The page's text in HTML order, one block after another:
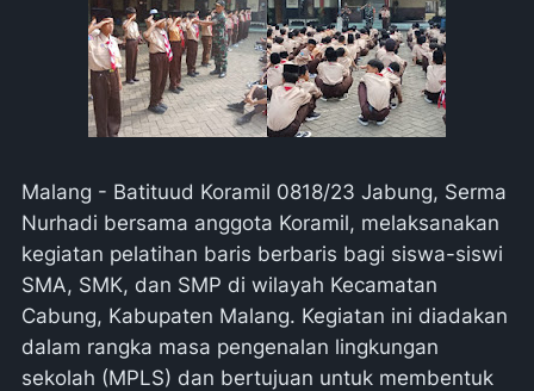
Malang - Batituud Koramil 0818/23 Jabung, Serma
Nurhadi bersama anggota Koramil, melaksanakan
kegiatan pelatihan baris berbaris bagi siswa-siswi
SMA, SMK, dan SMP di wilayah Kecamatan
Cabung, Kabupaten Malang. Kegiatan ini diadakan
dalam rangka masa pengenalan lingkungan
sekolah (MPLS) dan bertujuan untuk membentuk